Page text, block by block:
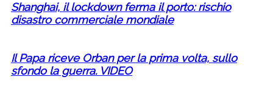
Shanghai, il lockdown ferma il porto: rischio
disastro commerciale mondiale
Il Papa riceve Orban per la prima volta, sullo
sfondo la guerra. VIDEO